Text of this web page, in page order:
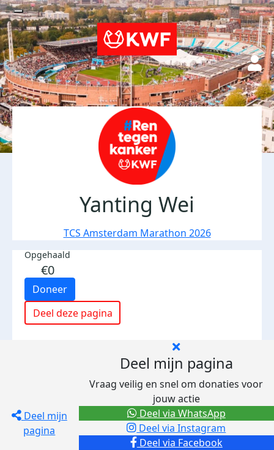
Yanting Wei
TCS Amsterdam Marathon 2026
Opgehaald
€0
Doneer
Deel deze pagina
Deel mijn
pagina
Deel mijn pagina
Vraag veilig en snel om donaties voor
jouw actie
Deel via Facebook
Deel via Instagram
Deel via WhatsApp